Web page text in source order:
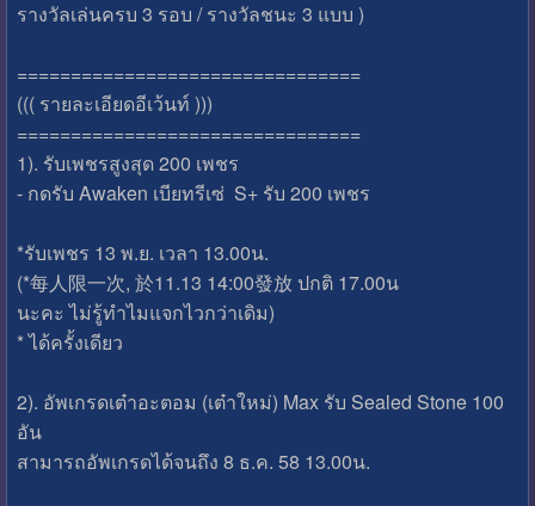
รางวัลเล่นครบ 3 รอบ / รางวัลชนะ 3 แบบ )
================================
((( รายละเอียดอีเว้นท์ )))
================================
1). รับเพชรสูงสุด 200 เพชร
- กดรับ Awaken เบียทรีเซ่ S+ รับ 200 เพชร
*รับเพชร 13 พ.ย. เวลา 13.00น.
(*每人限一次, 於11.13 14:00發放 ปกติ 17.00น
นะคะ ไม่รู้ทำไมแจกไวกว่าเดิม)
* ได้ครั้งเดียว
2). อัพเกรดเต๋าอะตอม (เต๋าใหม่) Max รับ Sealed Stone 100
อัน
สามารถอัพเกรดได้จนถึง 8 ธ.ค. 58 13.00น.